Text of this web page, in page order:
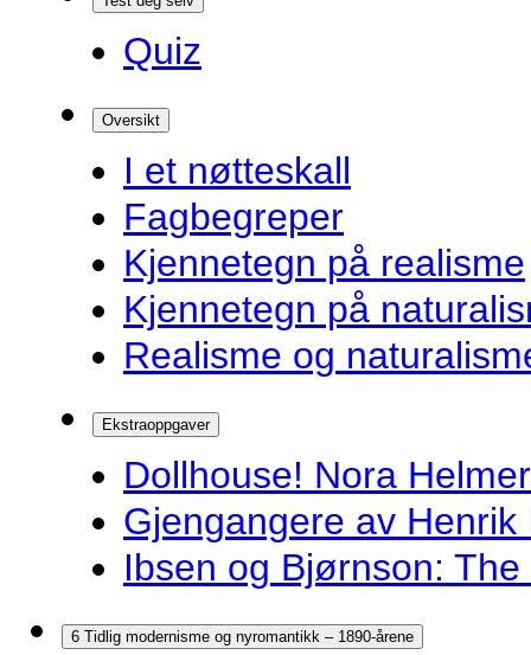
Quiz
Oversikt
I et nøtteskall
Fagbegreper
Kjennetegn på realisme
Kjennetegn på
Realisme og
Ekstraoppgaver
Dollhouse! Nora
Gjengangere av
Ibsen og Bjørnson:
6 Tidlig modernisme og nyromantikk – 1890-årene